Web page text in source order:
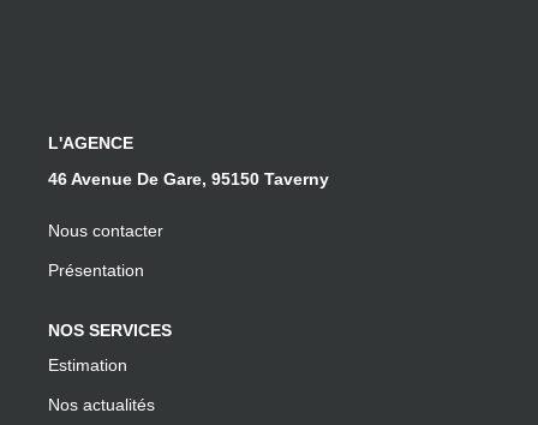
CONTACT
L'AGENCE
46 Avenue De Gare, 95150 Taverny
Nous contacter
Présentation
NOS SERVICES
Estimation
Nos actualités